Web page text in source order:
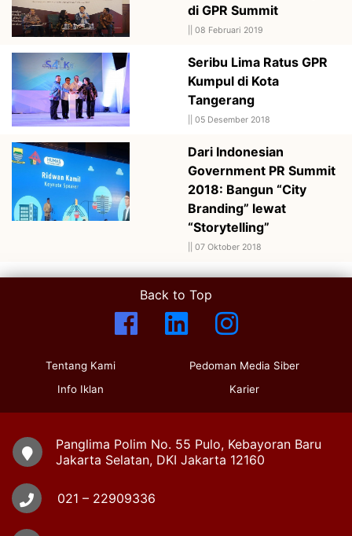
di GPR Summit
08 Februari 2019
Seribu Lima Ratus GPR
Kumpul di Kota
Tangerang
05 Desember 2018
Dari Indonesian
Government PR Summit
2018: Bangun “City
Branding” lewat
“Storytelling”
07 Oktober 2018
Back to Top
Tentang Kami
Info Iklan
Pedoman Media Siber
Karier
Panglima Polim No. 55 Pulo, Kebayoran Baru
Jakarta Selatan, DKI Jakarta 12160
021 – 22909336